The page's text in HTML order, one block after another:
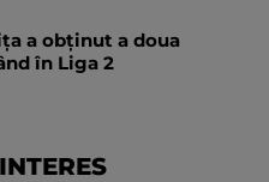
a obținut a doua
în Liga 2